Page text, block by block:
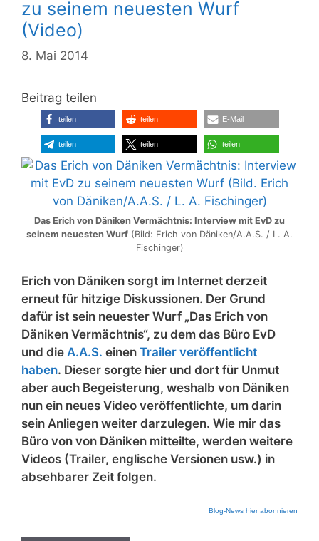
zu seinem neuesten Wurf
(Video)
8. Mai 2014
Beitrag teilen
teilen teilen E-Mail
teilen teilen teilen
Das Erich von Däniken Vermächtnis: Interview mit EvD zu
seinem neuesten Wurf (Bild: Erich von Däniken/A.A.S. / L. A.
Fischinger)
Erich von Däniken sorgt im Internet derzeit
erneut für hitzige Diskussionen. Der Grund
dafür ist sein neuester Wurf „Das Erich von
Däniken Vermächtnis“, zu dem das Büro EvD
und die A.A.S. einen Trailer veröffentlicht
haben. Dieser sorgte hier und dort für Unmut
aber auch Begeisterung, weshalb von Däniken
nun ein neues Video veröffentlichte, um darin
sein Anliegen weiter darzulegen. Wie mir das
Büro von von Däniken mitteilte, werden weitere
Videos (Trailer, englische Versionen usw.) in
absehbarer Zeit folgen.
Blog-News hier abonnieren